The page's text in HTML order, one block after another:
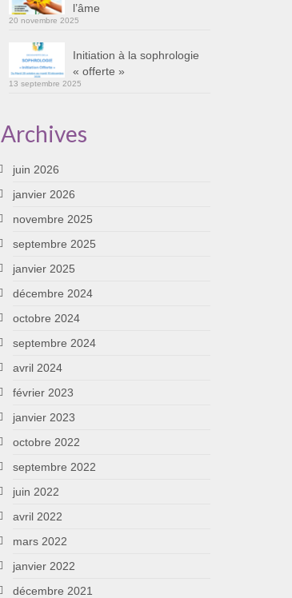
l’âme
20 novembre 2025
Initiation à la sophrologie
« offerte »
13 septembre 2025
Archives
juin 2026
janvier 2026
novembre 2025
septembre 2025
janvier 2025
décembre 2024
octobre 2024
septembre 2024
avril 2024
février 2023
janvier 2023
octobre 2022
septembre 2022
juin 2022
avril 2022
mars 2022
janvier 2022
décembre 2021